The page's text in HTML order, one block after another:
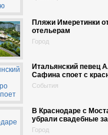
Пляжи Имеретинки
отельерам
Город
Итальянский певец
Сафина споет с
События
В Краснодаре с
убрали свадебные
Город